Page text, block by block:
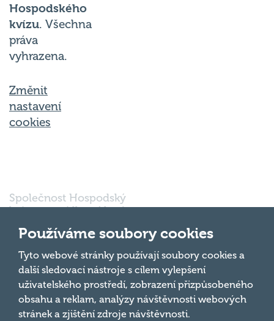
kvízu. Všechna
práva
vyhrazena.
nastavení
cookies
kvíz s.r.o., sídlem Nové
03980138, DIČ:
CZ03980138 je vedena
pod spisovou značkou
a oddílem 90428 C u
Krajského soudu v
Brně.
Používáme soubory cookies
Tyto webové stránky používají soubory cookies a
další sledovací nástroje s cílem vylepšení
uživatelského prostředí, zobrazení přizpůsobeného
obsahu a reklam, analýzy návštěvnosti webových
stránek a zjištění zdroje návštěvnosti.